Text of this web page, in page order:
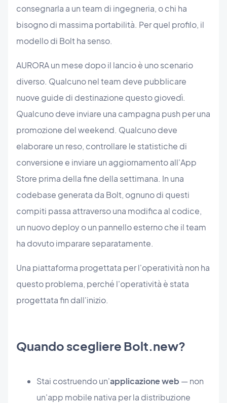
consegnarla a un team di ingegneria, o chi ha
bisogno di massima portabilità. Per quel profilo, il
modello di Bolt ha senso.
AURORA un mese dopo il lancio è uno scenario
diverso. Qualcuno nel team deve pubblicare
nuove guide di destinazione questo giovedì.
Qualcuno deve inviare una campagna push per una
promozione del weekend. Qualcuno deve
elaborare un reso, controllare le statistiche di
conversione e inviare un aggiornamento all'App
Store prima della fine della settimana. In una
codebase generata da Bolt, ognuno di questi
compiti passa attraverso una modifica al codice,
un nuovo deploy o un pannello esterno che il team
ha dovuto imparare separatamente.
Una piattaforma progettata per l'operatività non ha
questo problema, perché l'operatività è stata
progettata fin dall'inizio.
Quando scegliere Bolt.new?
Stai costruendo un'applicazione web — non
un'app mobile nativa per la distribuzione